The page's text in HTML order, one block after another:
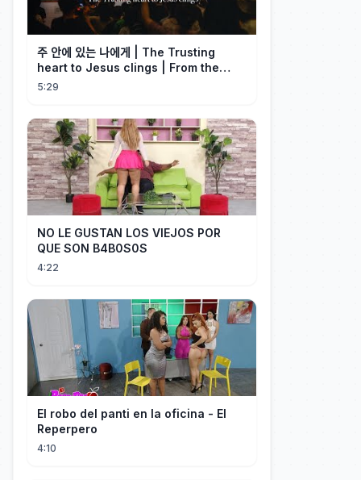
주 안에 있는 나에게 | The Trusting
heart to Jesus clings | From the
Past | Hymn Worship LIVE
5:29
NO LE GUSTAN LOS VIEJOS POR
QUE SON B4B0S0S
4:22
El robo del panti en la oficina - El
Reperpero
4:10